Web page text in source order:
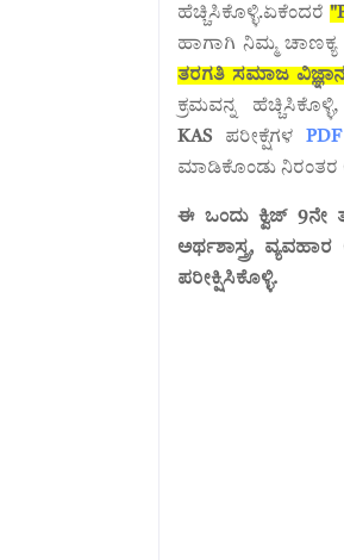
ಹೆಚ್ಚಿಸಿಕೊಳ್ಳಿ.ಏಕೆಂದರೆ
ಹಾಗಾಗಿ ನಿಮ್ಮ
ತರಗತಿ ಸಮಾಜ ವಿಜ್ಞಾನ
ಕ್ರಮವನ್ನ
KAS ಪರೀಕ್ಷೆಗಳ
ಮಾಡಿಕೊಂಡು ನಿರಂತರ
ಈ ಒಂದು ಕ್ವಿಜ್ 9ನೇ
ಅರ್ಥಶಾಸ್ತ್ರ,
ಪರೀಕ್ಷಿಸಿಕೊಳ್ಳಿ.